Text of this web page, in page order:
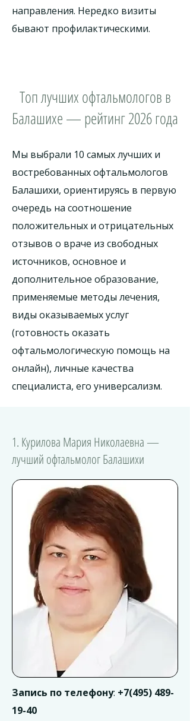
направления. Нередко визиты
бывают профилактическими.
Топ лучших офтальмологов в
Балашихе — рейтинг 2026 года
Мы выбрали 10 самых лучших и
востребованных офтальмологов
Балашихи, ориентируясь в первую
очередь на соотношение
положительных и отрицательных
отзывов о враче из свободных
источников, основное и
дополнительное образование,
применяемые методы лечения,
виды оказываемых услуг
(готовность оказать
офтальмологическую помощь на
онлайн), личные качества
специалиста, его универсализм.
1. Курилова Мария Николаевна —
лучший офтальмолог Балашихи
Запись по телефону: +7(495) 489-
19-40